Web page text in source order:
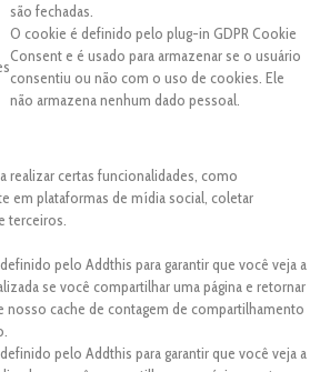
são fechadas.
O cookie é definido pelo plug-in GDPR Cookie
Consent e é usado para armazenar se o usuário
consentiu ou não com o uso de cookies. Ele
não armazena nenhum dado pessoal.
realizar certas funcionalidades, como
em plataformas de mídia social, coletar
terceiros.
pelo Addthis para garantir que você veja a
se você compartilhar uma página e retornar
nosso cache de contagem de compartilhamento
pelo Addthis para garantir que você veja a